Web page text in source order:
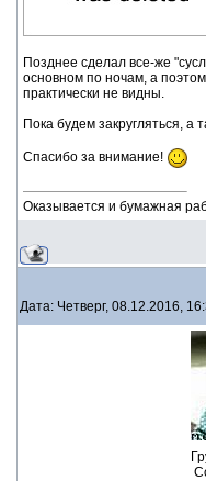
Позднее сделал все-же
основном по ночам, а
практически не видны.
Пока будем закругляться, а
Спасибо за внимание!
Оказывается и бумажная
Дата: Четверг, 08.12.2016,